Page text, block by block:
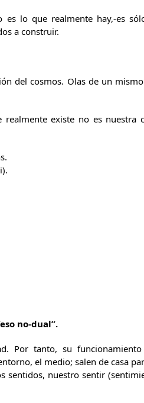
es lo que realmente hay,-es
a construir.
del cosmos. Olas de un
existe no es nuestra
no-dual”.
Por tanto, su
el medio; salen de casa
sentidos, nuestro sentir